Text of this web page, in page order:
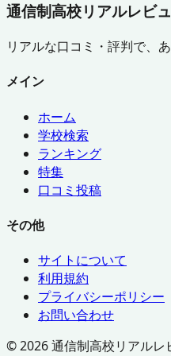
通信制高校リアルレビ
リアルな口コミ・評判で、
メイン
ホーム
学校検索
ランキング
特集
口コミ投稿
その他
サイトについて
利用規約
プライバシーポリシー
お問い合わせ
©2026通信制高校リアル